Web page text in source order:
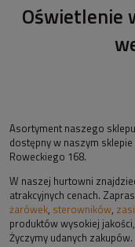
Oświetlenie
Asortyment naszego
dostępny w naszym
Roweckiego 168.
W naszej hurtowni
atrakcyjnych cenach.
żarówek, sterowników,
produktów wysokiej
Życzymy udanych zakupów.